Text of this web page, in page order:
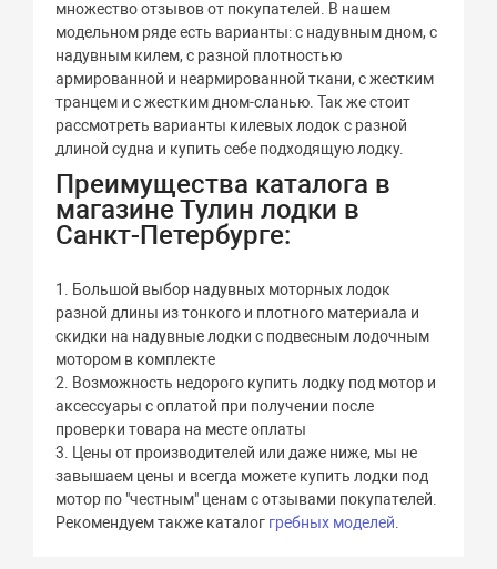
множество отзывов от покупателей. В нашем
модельном ряде есть варианты: с надувным дном, с
надувным килем, с разной плотностью
армированной и неармированной ткани, с жестким
транцем и с жестким дном-сланью. Так же стоит
рассмотреть варианты килевых лодок с разной
длиной судна и купить себе подходящую лодку.
Преимущества каталога в
магазине Тулин лодки в
Санкт-Петербурге:
1. Большой выбор надувных моторных лодок
разной длины из тонкого и плотного материала и
скидки на надувные лодки с подвесным лодочным
мотором в комплекте
2. Возможность недорого купить лодку под мотор и
аксессуары с оплатой при получении после
проверки товара на месте оплаты
3. Цены от производителей или даже ниже, мы не
завышаем цены и всегда можете купить лодки под
мотор по "честным" ценам с отзывами покупателей.
Рекомендуем также каталог гребных моделей